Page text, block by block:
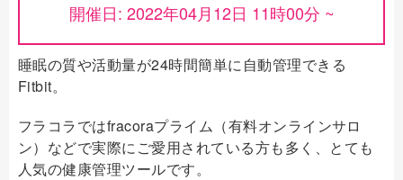
開催日: 2022年04月12日 11時00分 ~
睡眠の質や活動量が24時間簡単に自動管理できる
Fitbit。
フラコラではfracoraプライム（有料オンラインサロ
ン）などで実際にご愛用されている方も多く、とても
人気の健康管理ツールです。